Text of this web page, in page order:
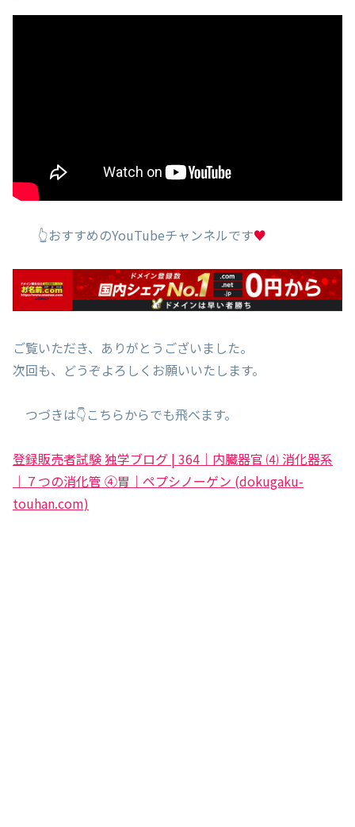
👆おすすめのYouTubeチャンネルです♥
ご覧いただき、ありがとうございました。
次回も、どうぞよろしくお願いいたします。
つづきは👇こちらからでも飛べます。
登録販売者試験 独学ブログ | 364｜内臓器官 ⑷ 消化器系
｜７つの消化管 ④胃｜ペプシノーゲン (dokugaku-
touhan.com)